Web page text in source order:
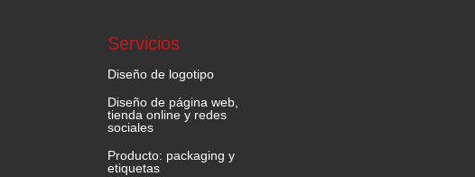
Servicios
Diseño de logotipo
Diseño de página web,
tienda online y redes
sociales
Producto: packaging y
etiquetas